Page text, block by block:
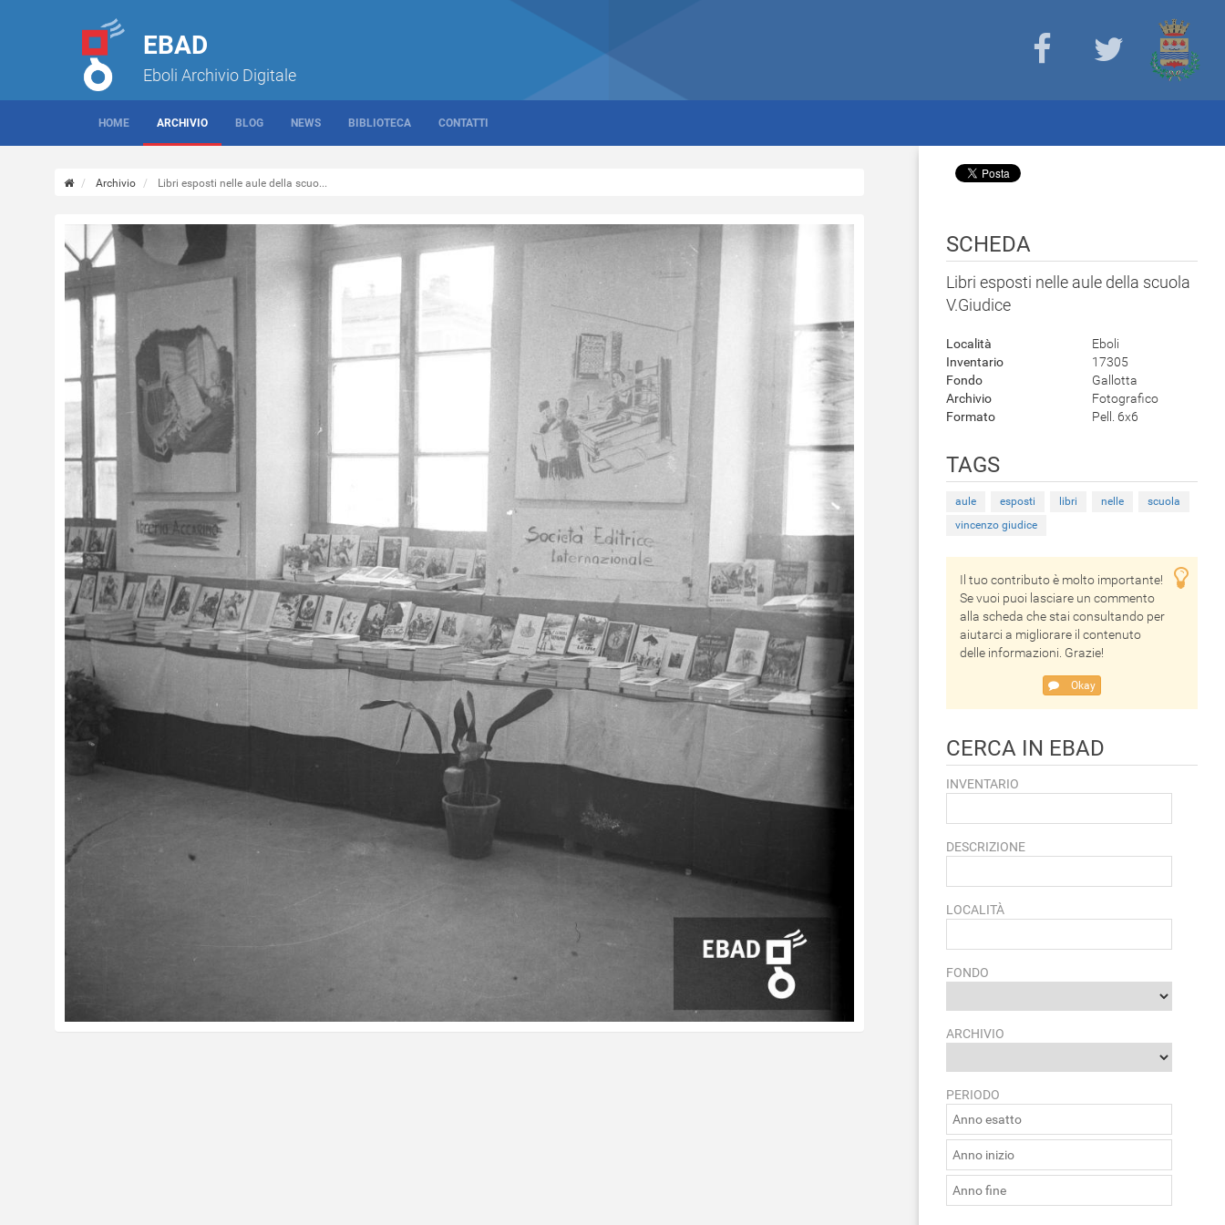
EBAD
Eboli Archivio Digitale
HOME ARCHIVIO BLOG NEWS BIBLIOTECA CONTATTI
Archivio Libri esposti nelle aule della scuo...
SCHEDA
Libri esposti nelle aule della scuola
V.Giudice
Località
Eboli
Inventario
17305
Fondo
Gallotta
Archivio
Fotografico
Formato
Pell. 6x6
TAGS
aule esposti libri nelle
scuola
vincenzo giudice
Il tuo contributo è molto importante!
Se vuoi puoi lasciare un commento
alla scheda che stai consultando per
aiutarci a migliorare il contenuto
delle informazioni. Grazie!
Okay
CERCA IN EBAD
INVENTARIO
DESCRIZIONE
LOCALITÀ
FONDO
ARCHIVIO
PERIODO